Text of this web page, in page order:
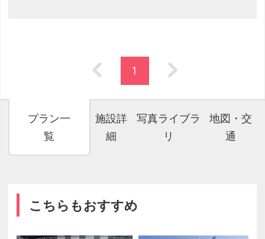
1
プラン一
覧
施設詳
細
写真ライブラ
リ
地図・交
通
こちらもおすすめ